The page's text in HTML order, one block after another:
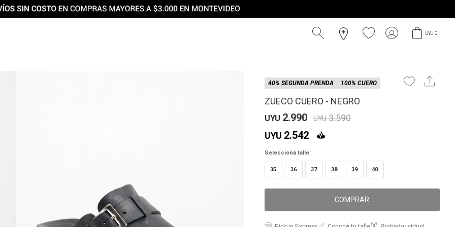
UYU 0
100% CUERO
40% SEGUNDA PRENDA
ZUECO CUERO - NEGRO
UYU 2.990 UYU 3.590
UYU 2.542
Seleccioná talle:
35 36 37 38 39 40
COMPRAR